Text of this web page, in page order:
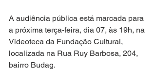
A audiência pública está marcada para
a próxima terça-feira, dia 07, às 19h, na
Videoteca da Fundação Cultural,
localizada na Rua Ruy Barbosa, 204,
bairro Budag.